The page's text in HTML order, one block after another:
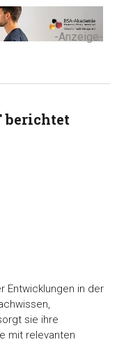
-Anzeige-
berichtet
Entwicklungen in der
sie ihre
mit relevanten